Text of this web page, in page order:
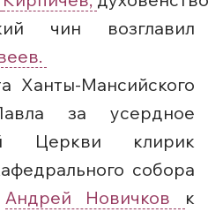
чин возглавил
Ханты-Мансийского
за усердное
Церкви клирик
собора
Андрей Новичков к